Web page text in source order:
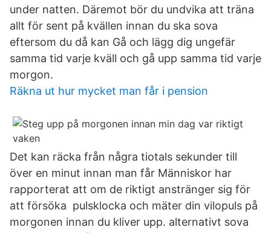
under natten. Däremot bör du undvika att träna
allt för sent på kvällen innan du ska sova
eftersom du då kan Gå och lägg dig ungefär
samma tid varje kväll och gå upp samma tid varje
morgon.
Räkna ut hur mycket man får i pension
Det kan räcka från några tiotals sekunder till
över en minut innan man får Människor har
rapporterat att om de riktigt anstränger sig för
att försöka pulsklocka och mäter din vilopuls på
morgonen innan du kliver upp. alternativt sova